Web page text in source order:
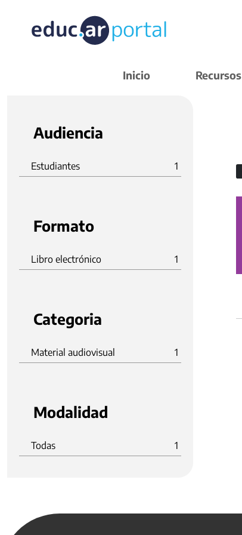
Inicio Recursos
Audiencia
Estudiantes 1
Formato
Libro electrónico 1
Categoria
Material audiovisual 1
Modalidad
Todas 1